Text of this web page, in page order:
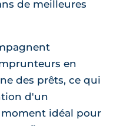
de meilleures
en
des prêts, ce qui
d'un
idéal pour